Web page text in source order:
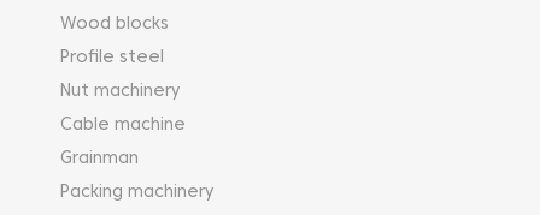
Wood blocks
Profile steel
Nut machinery
Cable machine
Grainman
Packing machinery